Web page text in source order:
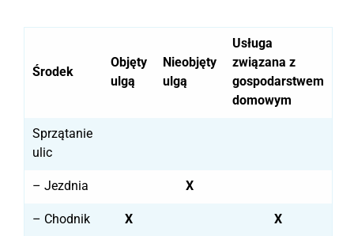
Środek
Objęty
ulgą
Nieobjęty
ulgą
Usługa
związana z
gospodarstwem
domowym
Sprzątanie
ulic
– Jezdnia X
– Chodnik X X